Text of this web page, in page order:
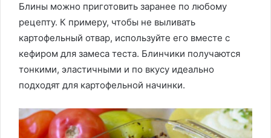
Блины можно приготовить заранее по любому
рецепту. К примеру, чтобы не выливать
картофельный отвар, используйте его вместе с
кефиром для замеса теста. Блинчики получаются
тонкими, эластичными и по вкусу идеально
подходят для картофельной начинки.